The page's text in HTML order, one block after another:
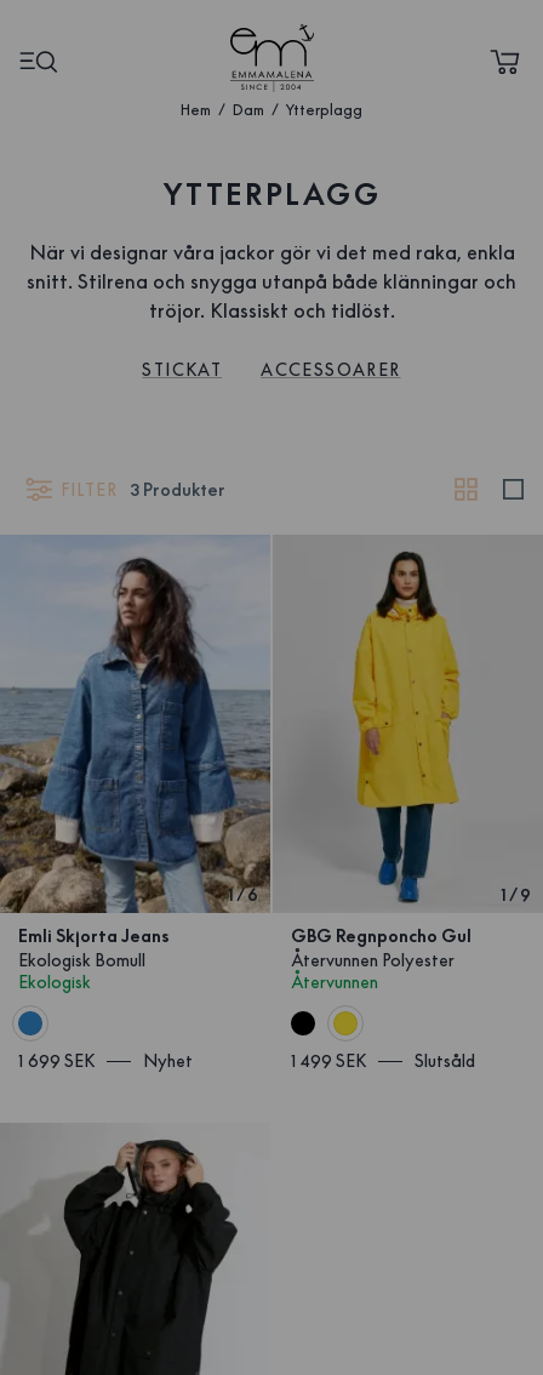
Hem Dam Ytterplagg
YTTERPLAGG
När vi designar våra jackor gör vi det med raka, enkla
snitt. Stilrena och snygga utanpå både klänningar och
tröjor. Klassiskt och tidlöst.
STICKAT ACCESSOARER
FILTER 3 Produkter
1/6
Emli Skjorta Jeans
Ekologisk Bomull
Ekologisk
1 699 SEK Nyhet
1/9
GBG Regnponcho Gul
Återvunnen Polyester
Återvunnen
1 499 SEK Slutsåld